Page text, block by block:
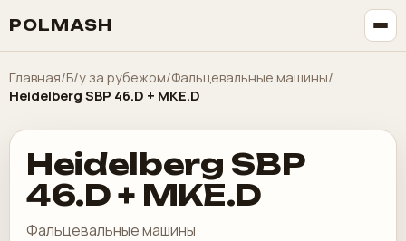
POLMASH
Главная/Б/у за рубежом/Фальцевальные машины/
Heidelberg SBP 46.D + MKE.D
Heidelberg SBP
46.D + MKE.D
Фальцевальные машины